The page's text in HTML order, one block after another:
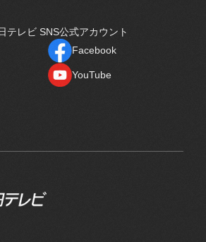
テレビ SNS公式アカウント
Facebook
YouTube